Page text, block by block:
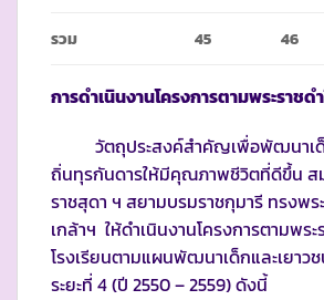
รวม 45 46
การดำเนินงานโครงการตามพระราชด
วัตถุประสงค์สำคัญเพื่อพัฒนาเด็ก
ถิ่นทุรกันดารให้มีคุณภาพชีวิตที่ดีขึ้น ส
ราชสุดา ฯ สยามบรมราชกุมารี ทรงพ
เกล้าฯ ให้ดำเนินงานโครงการตามพระ
โรงเรียนตามแผนพัฒนาเด็กและเยาว
ระยะที่ 4 (ปี 2550 – 2559) ดังนี้